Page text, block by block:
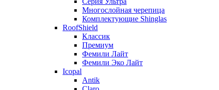
Многослойная черепица
Комплектующие Shinglas
RoofShield
Классик
Премиум
Фемили Лайт
Фемили Эко Лайт
Icopal
Antik